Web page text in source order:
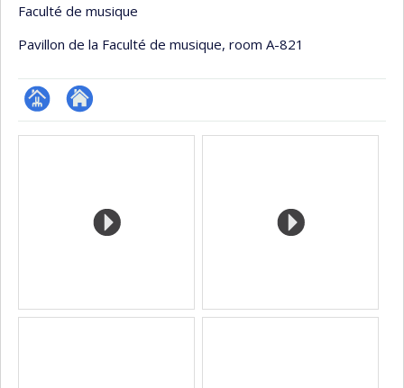
Faculté de musique
Pavillon de la Faculté de musique, room A-821
Page Autre
Media